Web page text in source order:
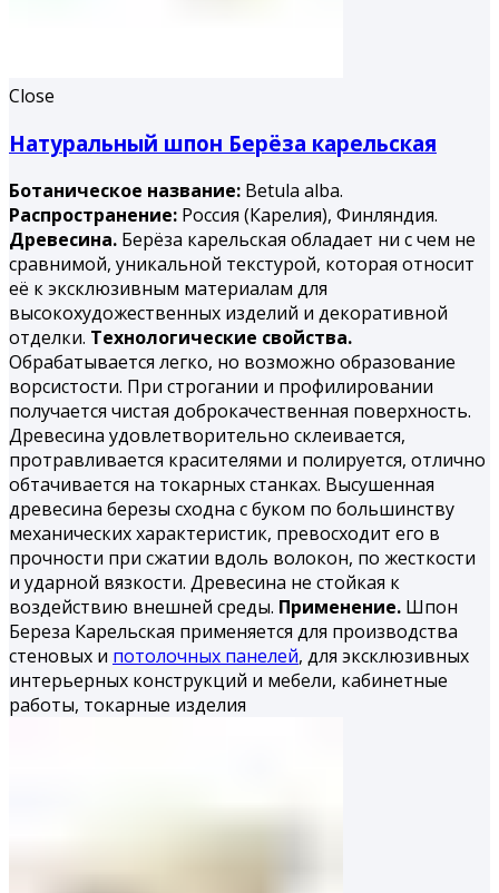
Close
Натуральный шпон Берёза карельская
Ботаническое название: Betula alba.
Распространение: Россия (Карелия), Финляндия.
Древесина. Берёза карельская обладает ни с чем не
сравнимой, уникальной текстурой, которая относит
её к эксклюзивным материалам для
высокохудожественных изделий и декоративной
отделки. Технологические свойства.
Обрабатывается легко, но воз­можно образование
ворсистости. При строгании и профилиро­вании
получается чистая доброкачественная поверхность.
Дре­весина удовлетворительно склеивается,
протравливается кра­сителями и полируется, отлично
обтачивается на токарных станках. Высушенная
древесина березы сходна с буком по большинству
механических характеристик, превосходит его в
прочности при сжатии вдоль волокон, по жесткости
и удар­ной вязкости. Древесина не стойкая к
воздействию внешней среды. Применение. Шпон
Береза Карельская применяется для производства
стеновых и потолочных панелей, для эксклюзивных
интерьерных конструкций и мебели, кабинетные
работы, токарные из­делия